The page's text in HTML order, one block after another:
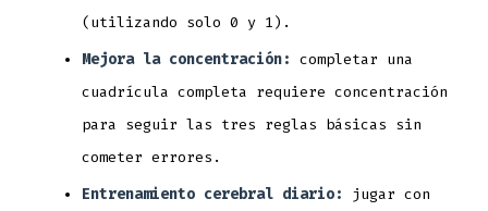
(utilizando solo 0 y 1).
Mejora la concentración: completar una
cuadrícula completa requiere concentración
para seguir las tres reglas básicas sin
cometer errores.
Entrenamiento cerebral diario:
jugar con